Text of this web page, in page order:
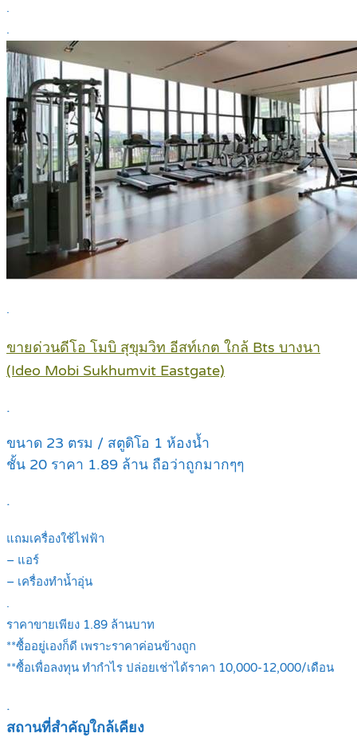
.
.
.
ขายด่วนดีโอ โมบิ สุขุมวิท อีสท์เกต ใกล้ Bts บางนา
(Ideo Mobi Sukhumvit Eastgate)
.
ขนาด 23 ตรม / สตูดิโอ 1 ห้องน้ำ
ชั้น 20 ราคา 1.89 ล้าน ถือว่าถูกมากๆๆ
.
แถมเครื่องใช้ไฟฟ้า
– แอร์
– เครื่องทำน้ำอุ่น
.
ราคาขายเพียง 1.89 ล้านบาท
**ซื้ออยู่เองก็ดี เพราะราคาค่อนข้างถูก
**ซื้อเพื่อลงทุน ทำกำไร ปล่อยเช่าได้ราคา 10,000-12,000/เดือน
.
สถานที่สำคัญใกล้เคียง